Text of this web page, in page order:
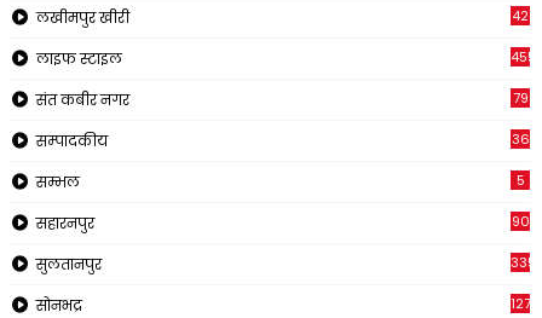
लखीमपुर खीरी 42
लाइफ स्टाइल 455
संत कबीर नगर 79
सम्पादकीय 36
सम्भल 5
सहारनपुर 90
सुलतानपुर 335
सोनभद्र 1270